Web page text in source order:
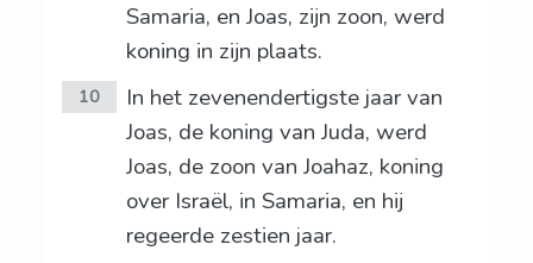
Samaria, en Joas, zijn zoon, werd
koning in zijn plaats.
10
In het zevenendertigste jaar van
Joas, de koning van Juda, werd
Joas, de zoon van Joahaz, koning
over Israël, in Samaria, en hij
regeerde zestien jaar.